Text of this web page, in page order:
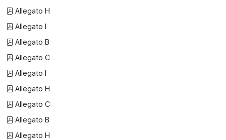
Allegato H
Allegato I
Allegato B
Allegato C
Allegato I
Allegato H
Allegato C
Allegato B
Allegato H